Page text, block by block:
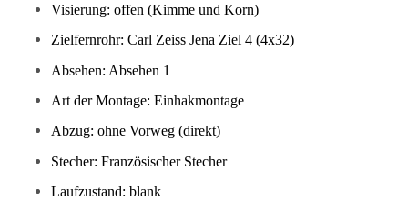
Visierung: offen (Kimme und Korn)
Zielfernrohr: Carl Zeiss Jena Ziel 4 (4x32)
Absehen: Absehen 1
Art der Montage: Einhakmontage
Abzug: ohne Vorweg (direkt)
Stecher: Französischer Stecher
Laufzustand: blank